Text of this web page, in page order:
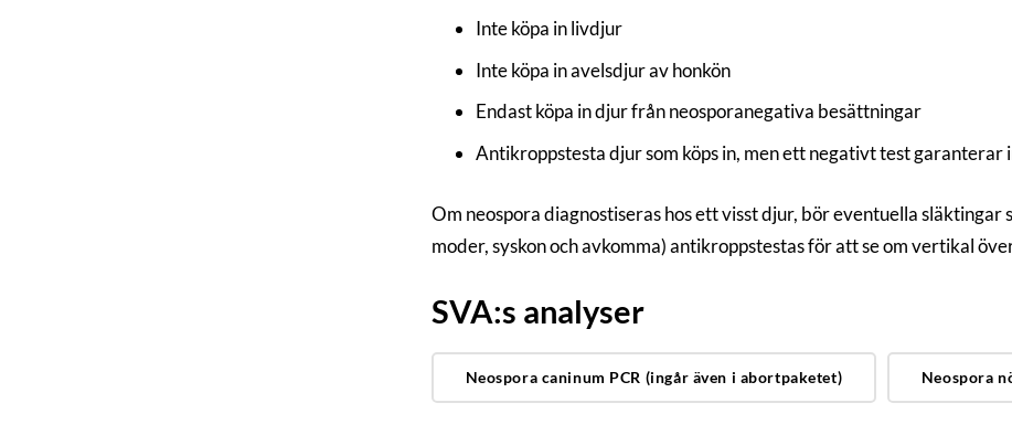
Inte köpa in livdjur
Inte köpa in avelsdjur av honkön
Endast köpa in djur från neosporanegativa besättningar
Antikroppstesta djur som köps in, men ett negativt test
Om neospora diagnostiseras hos ett visst djur, bör eventuella släktingar
moder, syskon och avkomma) antikroppstestas för att se om vertikal
SVA:s analyser
Neospora caninum PCR (ingår även i abortpaketet) Neospora